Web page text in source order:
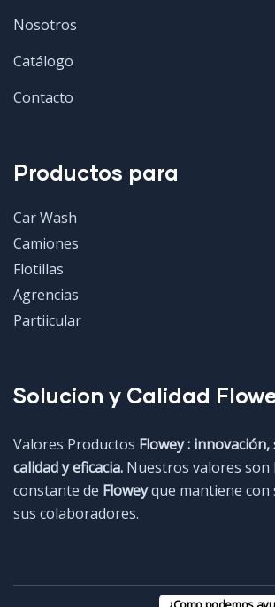
Nosotros
Catálogo
Contacto
Productos para
Car Wash
Camiones
Flotillas
Agrencias
Partiicular
Solucion y Calidad
Valores Productos Flowey :
calidad y eficacia. Nuestros valores son
constante de Floweyque mantiene con
sus colaboradores.